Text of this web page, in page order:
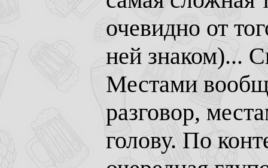
очевидно от
ней знаком)...
Местами
разговор,
голову. По